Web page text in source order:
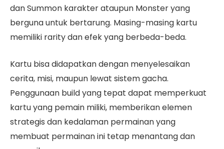
dan Summon karakter ataupun Monster yang
berguna untuk bertarung. Masing-masing kartu
memiliki rarity dan efek yang berbeda-beda.
Kartu bisa didapatkan dengan menyelesaikan
cerita, misi, maupun lewat sistem gacha.
Penggunaan build yang tepat dapat memperkuat
kartu yang pemain miliki, memberikan elemen
strategis dan kedalaman permainan yang
membuat permainan ini tetap menantang dan